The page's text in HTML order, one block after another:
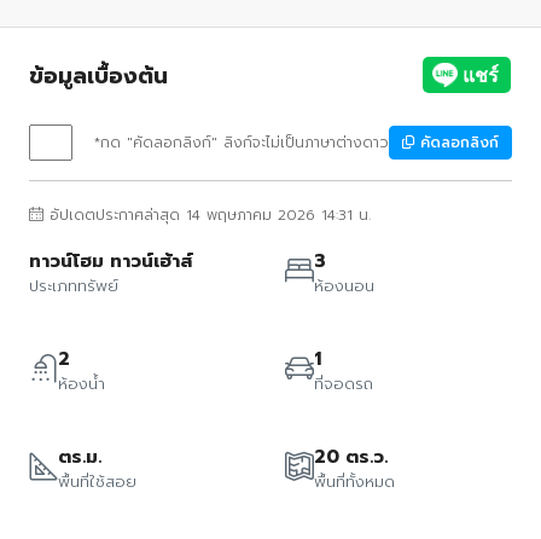
ข้อมูลเบื้องต้น
*กด "คัดลอกลิงก์" ลิงก์จะไม่เป็นภาษาต่างดาว คัดลอกลิงก์
อัปเดตประกาศล่าสุด 14 พฤษภาคม 2026 14:31 น.
ทาวน์โฮม ทาวน์เฮ้าส์
ประเภททรัพย์
3
ห้องนอน
2
ห้องน้ำ
1
ที่จอดรถ
ตร.ม.
พื้นที่ใช้สอย
20 ตร.ว.
พื้นที่ทั้งหมด